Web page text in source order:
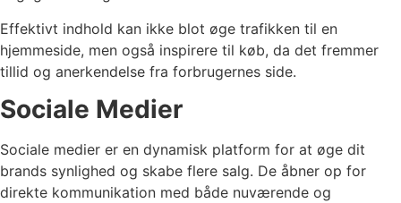
Effektivt indhold kan ikke blot øge trafikken til en
hjemmeside, men også inspirere til køb, da det fremmer
tillid og anerkendelse fra forbrugernes side.
Sociale Medier
Sociale medier er en dynamisk platform for at øge dit
brands synlighed og skabe flere salg. De åbner op for
direkte kommunikation med både nuværende og